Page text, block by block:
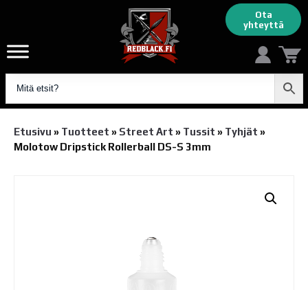
Ota
yhteyttä
Etusivu » Tuotteet » Street Art » Tussit » Tyhjät »
Molotow Dripstick Rollerball DS-S 3mm